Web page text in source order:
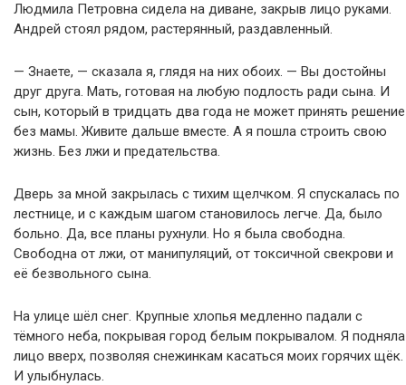
Людмила Петровна сидела на диване, закрыв лицо руками.
Андрей стоял рядом, растерянный, раздавленный.
— Знаете, — сказала я, глядя на них обоих. — Вы достойны
друг друга. Мать, готовая на любую подлость ради сына. И
сын, который в тридцать два года не может принять решение
без мамы. Живите дальше вместе. А я пошла строить свою
жизнь. Без лжи и предательства.
Дверь за мной закрылась с тихим щелчком. Я спускалась по
лестнице, и с каждым шагом становилось легче. Да, было
больно. Да, все планы рухнули. Но я была свободна.
Свободна от лжи, от манипуляций, от токсичной свекрови и
её безвольного сына.
На улице шёл снег. Крупные хлопья медленно падали с
тёмного неба, покрывая город белым покрывалом. Я подняла
лицо вверх, позволяя снежинкам касаться моих горячих щёк.
И улыбнулась.